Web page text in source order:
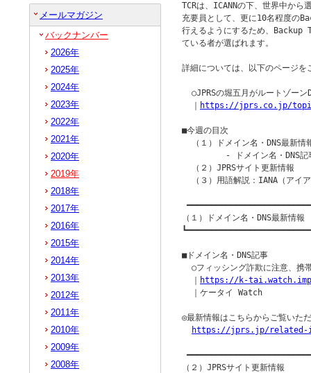
TCRは、ICANNの下、世界中か
充要員として、更に10名程度の
行えるようにするため、Backup
ている者が選ばれます。
詳細については、以下のページを
○JPRSの堀五月がルートゾー
https://jprs.co.jp/
■今週の目次
（１）ドメイン名・DNS最新情
- ドメイン名・DNS記
  （２）JPRSサイト更新情報
（３）用語解説：IANA（アイ
（１）ドメイン名・DNS最新情報
■ドメイン名・DNS記事
○フィッシング詐欺に注意、携
https://k-
  ｜ケータイ Watch
◎最新情報はこちらからご覧いた
https://jprs.jp/related-
（２）JPRSサイト更新情報
メールマガジン
バックナンバー
2026年
2025年
2024年
2023年
2022年
2021年
2020年
2019年
2018年
2017年
2016年
2015年
2014年
2013年
2012年
2011年
2010年
2009年
2008年